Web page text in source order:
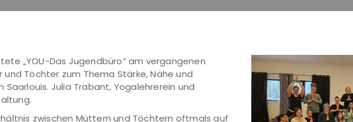
„YOU-Das Jugendbüro“ am vergangenen
Töchter zum Thema Stärke, Nähe und
Julia Trabant, Yogalehrerein und
zwischen Müttern und Töchtern oftmals auf